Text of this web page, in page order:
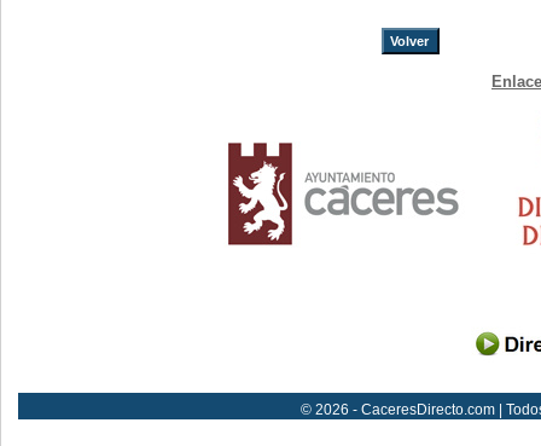
Volver
© 2026 - CaceresDirecto.com |